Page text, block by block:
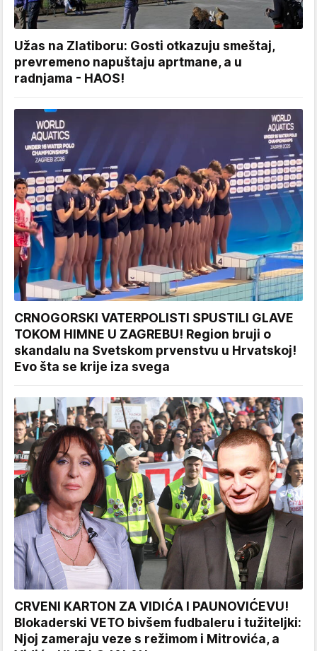
Užas na Zlatiboru: Gosti otkazuju smeštaj,
prevremeno napuštaju aprtmane, a u
radnjama - HAOS!
CRNOGORSKI VATERPOLISTI SPUSTILI GLAVE
TOKOM HIMNE U ZAGREBU! Region bruji o
skandalu na Svetskom prvenstvu u Hrvatskoj!
Evo šta se krije iza svega
CRVENI KARTON ZA VIDIĆA I PAUNOVIĆEVU!
Blokaderski VETO bivšem fudbaleru i tužiteljki:
Njoj zameraju veze s režimom i Mitrovića, a